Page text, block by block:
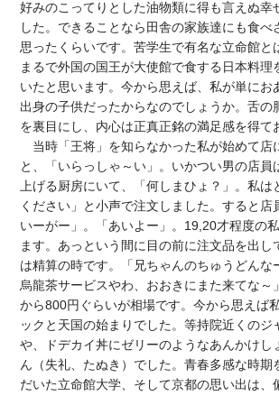
好みのこってりとした油物類に得も言えぬ幸
した。できることなら田舎の家族達にも食べ
思ったくらいです。苦学生で有名な立命館と
まるで外国の国王が大使館で食する日本料理
いたと思います。今から思えば、私が単にお
出身の子供だったからなのでしょうか。舌の
を裏目にし、内心は正真正銘の満足感を得て
当時「王将」を知らなかった私が始めて店
と、「いらっしゃ～い」。いかつい男の店員
上げる厨房にいて、「何しまひょ？」。私は
ください」と小声で注文しました。すると店
いーがー」。「あいよー」。19,20才程度の
ます。あっという間に目の前に注文品を出し
は精算の時です。「兄ちゃんのちゅうどんな
烏龍茶サービスやわ、おおきにまた来てな～
から800円ぐらいが相場です。今から思えば
ックと天国の始まりでした。等持院近くのジ
や、ドデカイ丼にゼリーのようなあんかけし
ん（失礼、たぬき）でした。青春多感な時期
だいた立命館大学、そして京都の思い出は、